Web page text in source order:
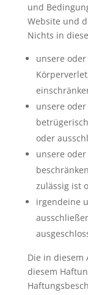
und
Website und
Nichts in
unsere
unsere
oder
unsere
zulässig ist
irgendeine
Die in diesem
diesem